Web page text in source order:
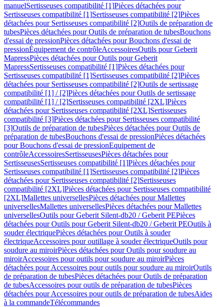
manuelSertisseuses compatibilité [1]Pièces détachées pour
Sertisseuses compatibilité [1]Sertisseuses compatibilité [2]Pièces
détachées pour Sertisseuses compatibilité [2]Outils de préparation de
tubesPièces détachées pour Outils de préparation de tubesBouchons
d'essai de pressionPièces détachées pour Bouchons d'essai de
pressionÉquipement de contrôleAccessoiresOutils pour Geberit
MapressPièces détachées pour Outils pour Geberit
MapressSertisseuses compatibilité [1]Pièces détachées pour
Sertisseuses compatibilité [1]Sertisseuses compatibilité [2]Pièces
détachées pour Sertisseuses compatibilité [2]Outils de sertissage
compatibilité [1] / [2]Pièces détachées pour Outils de sertissage
compatibilité [1] / [2]Sertisseuses compatibilité [2XL]Pièces
détachées pour Sertisseuses compatibilité [2XL]Sertisseuses
compatibilité [3]Pièces détachées pour Sertisseuses compatibilité
[3]Outils de préparation de tubesPièces détachées pour Outils de
préparation de tubesBouchons d'essai de pressionPièces détachées
pour Bouchons d'essai de pressionEquipement de
contrôleAccessoiresSertisseusesPièces détachées pour
SertisseusesSertisseuses compatibilité [1]Pièces détachées pour
Sertisseuses compatibilité [1]Sertisseuses compatibilité [2]Pièces
détachées pour Sertisseuses compatibilité [2]Sertisseuses
compatibilité [2XL]Pièces détachées pour Sertisseuses compatibilité
[2XL]Mallettes universellesPièces détachées pour Mallettes
universellesMallettes universellesPièces détachées pour Mallettes
universellesOutils pour Geberit Silent-db20 / Geberit PEPièces
détachées pour Outils pour Geberit Silent-db20 / Geberit PEOutils à
souder électriquePièces détachées pour Outils à souder
électriqueAccessoires pour outillage à souder électriqueOutils pour
soudure au miroirPièces détachées pour Outils pour soudure au
miroirAccessoires pour outils pour soudure au miroirPièces
détachées pour Accessoires pour outils pour soudure au miroirOutils
de préparation de tubesPièces détachées pour Outils de préparation
de tubesAccessoires pour outils de préparation de tubesPièces
détachées pour Accessoires pour outils de préparation de tubesAides
à la commandeTélécommandes